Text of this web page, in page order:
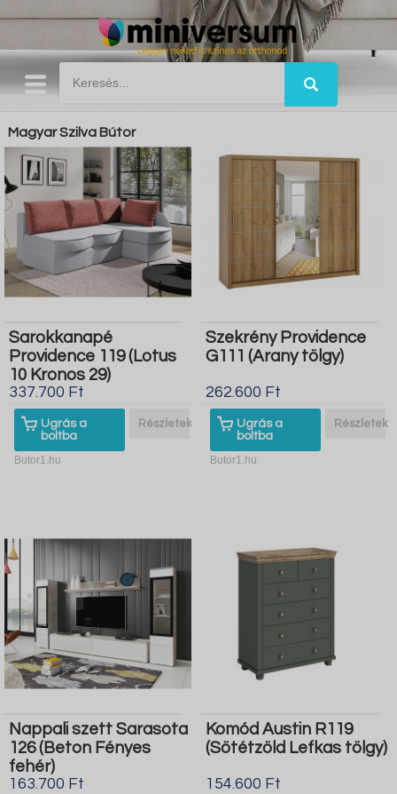
Magyar Szilva Bútor
Sarokkanapé
Providence 119 (Lotus
10 Kronos 29)
337.700 Ft
Ugrás a
boltba
Részletek
Butor1.hu
Szekrény Providence
G111 (Arany tölgy)
262.600 Ft
Ugrás a
boltba
Részletek
Butor1.hu
Nappali szett Sarasota
126 (Beton Fényes
fehér)
163.700 Ft
Komód Austin R119
(Sötétzöld Lefkas tölgy)
154.600 Ft